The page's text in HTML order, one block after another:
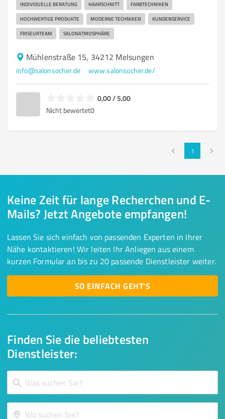
INDIVIDUELLE BERATUNG HAARSCHNITT FARBTECHNIKEN
HOCHWERTIGE PRODUKTE MODERNE TECHNIKEN KUNDENSERVICE
FRISEURTEAM SALONATMOSPHÄRE
Mühlenstraße 15, 34212 Melsungen
info@salonsocher.de www.salonsocher.de/
0,00 / 5,00
Nicht bewertet0
1
Finden Sie die beliebtesten
Dienstleister:
Keine Zeit für lange Recherchen und E-
Mails? Jetzt Angebote empfangen!
Lassen Sie sich einfach von passenden Experten in Ihrer
Nähe kontaktieren! Wir leiten Ihr Anliegen aus einem
kurzen Formular an bis zu 20 passende Dienstleister weiter.
SO EINFACH GEHT'S